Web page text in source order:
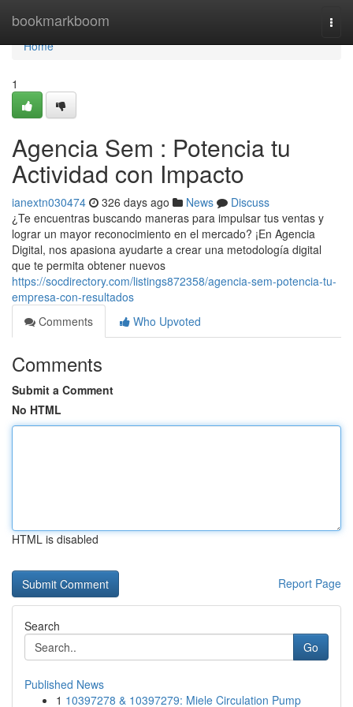
bookmarkboom
Home
Home
1
Agencia Sem : Potencia tu
Actividad con Impacto
ianextn030474 326 days ago News
Discuss
¿Te encuentras buscando maneras para impulsar tus ventas y
lograr un mayor reconocimiento en el mercado? ¡En Agencia
Digital, nos apasiona ayudarte a crear una metodología digital
que te permita obtener nuevos
https://socdirectory.com/listings872358/agencia-sem-potencia-tu-
empresa-con-resultados
Comments
Who Upvoted
Comments
Submit a Comment
No HTML
HTML is disabled
Report Page
Search
Go
Published News
1 10397278 & 10397279: Miele Circulation Pump